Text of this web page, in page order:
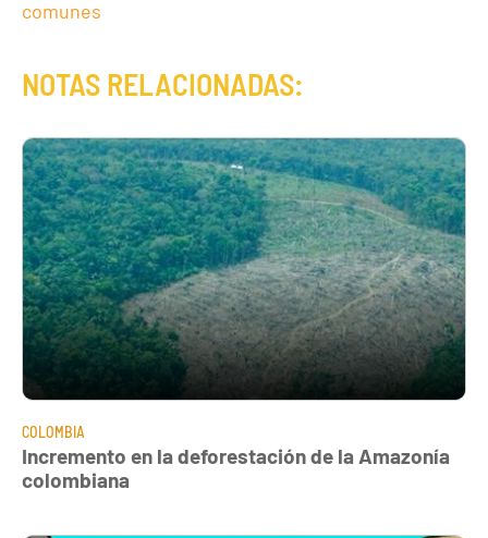
comunes
NOTAS RELACIONADAS:
COLOMBIA
Incremento en la deforestación de la Amazonía
colombiana